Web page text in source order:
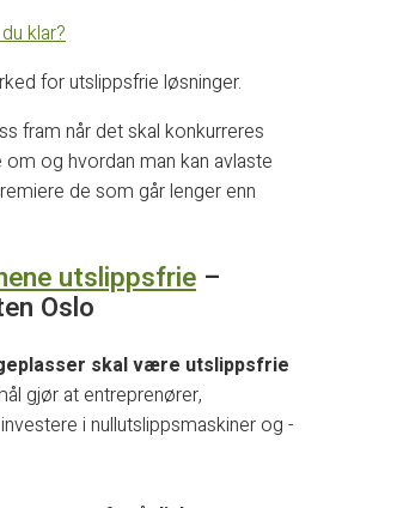
klar?
for utslippsfrie løsninger.
fram når det skal konkurreres
og hvordan man kan avlaste
de som går lenger enn
utslippsfrie –
Oslo
skal være utslippsfrie
gjør at entreprenører,
i nullutslippsmaskiner og -